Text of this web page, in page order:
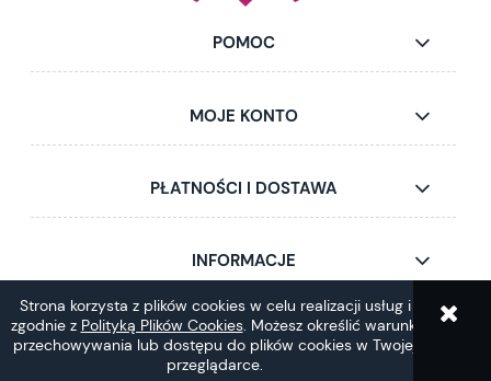
Strona korzysta z plików cookies w celu realizacji usług i
zgodnie z Polityką Plików Cookies. Możesz określić warunki
przechowywania lub dostępu do plików cookies w Twojej
przeglądarce.
POMOC
MOJE KONTO
PŁATNOŚCI I DOSTAWA
INFORMACJE
pokaż pełną wersję strony
Sklep internetowy Shoper.pl